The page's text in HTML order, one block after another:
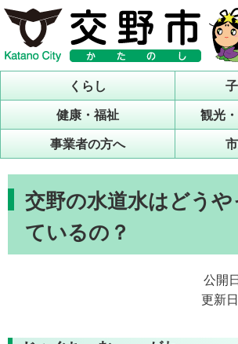
くらし
健康・福祉
観光
事業者の方へ
交野の水道水はどうや
ているの？
公開
更新